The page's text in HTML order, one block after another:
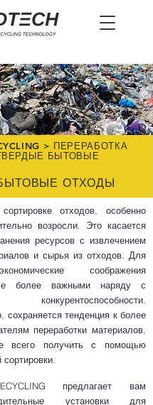
> ПЕРЕРАБОТКА
БЫТОВЫЕ
ОТХОДЫ
отходов, особенно
возросли. Это касается
ресурсов с извлечением
и сырья из отходов. Для
соображения
более важными наряду с
конкурентоспособности.
сохраняется тенденция к более
переработки материалов,
всего получить с помощью
предлагает вам
установки для